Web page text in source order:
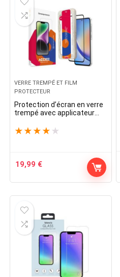
VERRE TREMPÉ ET FILM
PROTECTEUR
Protection d’écran en verre
trempé avec applicateur
A55 – Transparent
★ ★ ★ ★ ★
19,99 €